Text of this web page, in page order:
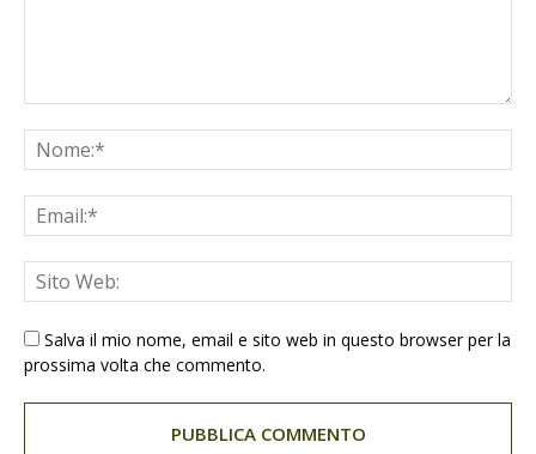
Salva il mio nome, email e sito web in questo browser per la
prossima volta che commento.